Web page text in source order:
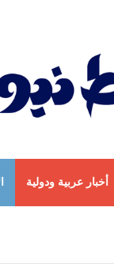
أخبار عربية ودولية